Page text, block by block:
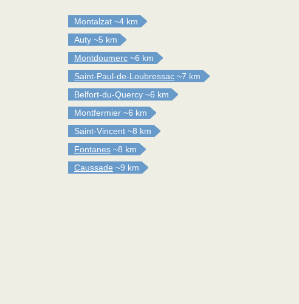
Montalzat ~4 km
Auty ~5 km
Montdoumerc ~6 km
Saint-Paul-de-Loubressac ~7 km
Belfort-du-Quercy ~6 km
Montfermier ~6 km
Saint-Vincent ~8 km
Fontanes ~8 km
Caussade ~9 km